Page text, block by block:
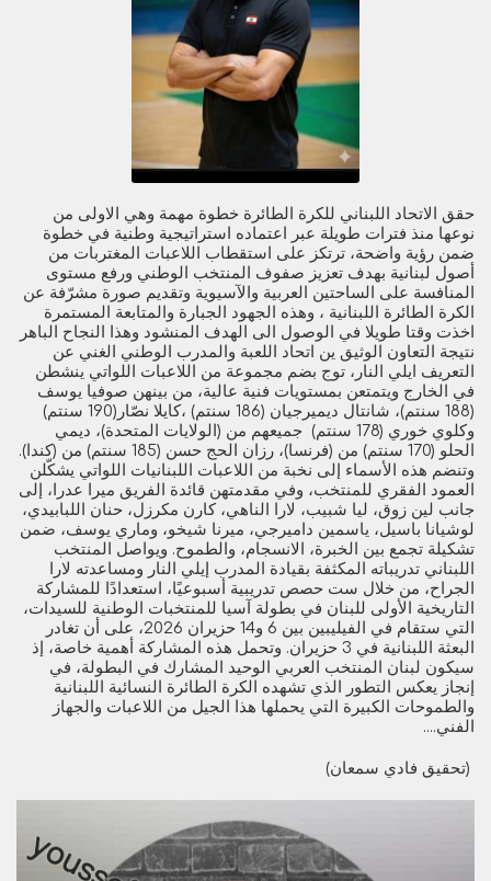
حقق الاتحاد اللبناني للكرة الطائرة خطوة مهمة وهي الاولى من
نوعها منذ فترات طويلة عبر اعتماده استراتيجية وطنية في خطوة
ضمن رؤية واضحة، ترتكز على استقطاب اللاعبات المغتربات من
أصول لبنانية بهدف تعزيز صفوف المنتخب الوطني ورفع مستوى
المنافسة على الساحتين العربية والآسيوية وتقديم صورة مشرّفة عن
الكرة الطائرة اللبنانية ، وهذه الجهود الجبارة والمتابعة المستمرة
اخذت وقتا طويلا في الوصول الى الهدف المنشود وهذا النجاح الباهر
نتيجة التعاون الوثيق ين اتحاد اللعبة والمدرب الوطني الغني عن
التعريف ايلي النار، توج بضم مجموعة من اللاعبات اللواتي ينشطن
في الخارج ويتمتعن بمستويات فنية عالية، من بينهن صوفيا يوسف
(188 سنتم)، شانتال ديميرجيان (186 سنتم) ،كايلا نصّار(190 سنتم)
وكلوي خوري (178 سنتم) جميعهم من (الولايات المتحدة)، ديمي
الحلو (170 سنتم) من (فرنسا)، رزان الحج حسن (185 سنتم) من (كندا).
وتنضم هذه الأسماء إلى نخبة من اللاعبات اللبنانيات اللواتي يشكّلن
العمود الفقري للمنتخب، وفي مقدمتهن قائدة الفريق ميرا عدرا، إلى
جانب لين زوق، ليا شبيب، لارا الناهي، كارن مكرزل، حنان اللبابيدي،
لوشيانا باسيل، ياسمين داميرجي، ميرنا شيخو، وماري يوسف، ضمن
تشكيلة تجمع بين الخبرة، الانسجام، والطموح. ويواصل المنتخب
اللبناني تدريباته المكثفة بقيادة المدرب إيلي النار ومساعدته لارا
الجراح، من خلال ست حصص تدريبية أسبوعيًا، استعدادًا للمشاركة
التاريخية الأولى للبنان في بطولة آسيا للمنتخبات الوطنية للسيدات،
التي ستقام في الفيليبين بين 6 و14 حزيران 2026، على أن تغادر
البعثة اللبنانية في 3 حزيران. وتحمل هذه المشاركة أهمية خاصة، إذ
سيكون لبنان المنتخب العربي الوحيد المشارك في البطولة، في
إنجاز يعكس التطور الذي تشهده الكرة الطائرة النسائية اللبنانية
والطموحات الكبيرة التي يحملها هذا الجيل من اللاعبات والجهاز
الفني....
(تحقيق فادي سمعان)